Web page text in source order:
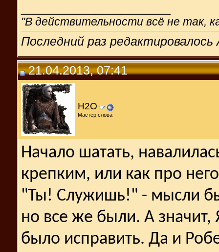
"В действительности всё не так,
Последний раз
21.04.2013, 07:41
H2O
Мастер слова
Начало шатать,
крепким, или как про
"Ты! Служишь!" - мысли
но все же были. А
было исправить. Да и